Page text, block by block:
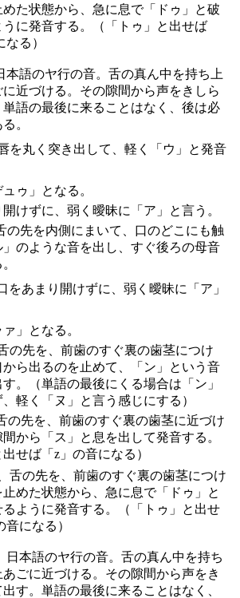
めた状態から、急に息で「ドゥ」と破
うに発音する。（「トゥ」と出せば
なる）
本語のヤ行の音。舌の真ん中を持ち上
近づける。その隙間から声をきしら
語の最後に来ることはなく、後は必
。
を丸く突き出して、軽く「ウ」と発音
ゥ」となる。
けずに、弱く曖昧に「ア」と言う。
の先を内側にまいて、口のどこにも触
のような音を出し、すぐ後ろの母音
をあまり開けずに、弱く曖昧に「ア」
」となる。
の先を、前歯のすぐ裏の歯茎につけ
から出るのを止めて、「ン」という音
。（単語の最後にくる場合は「ン」
軽く「ヌ」と言う感じにする）
の先を、前歯のすぐ裏の歯茎に近づけ
から「ス」と息を出して発音する。
出せば「z」の音になる）
舌の先を、前歯のすぐ裏の歯茎につけ
止めた状態から、急に息で「ドゥ」と
るように発音する。（「トゥ」と出せ
音になる）
日本語のヤ行の音。舌の真ん中を持ち
あごに近づける。その隙間から声をき
出す。単語の最後に来ることはなく、